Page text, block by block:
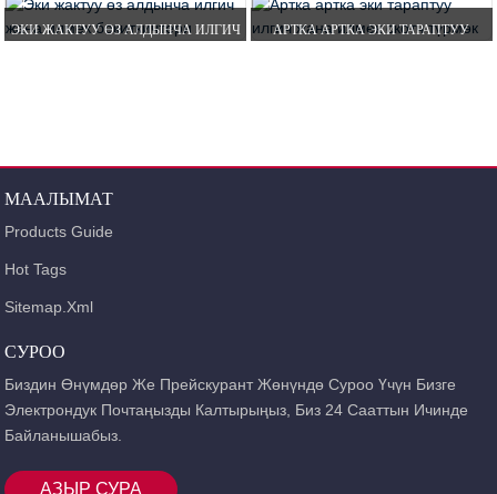
ИЛМЕК ЖАНА ИЛМЕК ... КАЙЫРМАК ЖАНА ИЛМЕК МЕНЕН
БЕКИТҮҮ...
ЭКИ ЖАКТУУ ӨЗ АЛДЫНЧА ИЛГИЧ АРТКА АРТКА ЭКИ ТАРАПТУУ
МААЛЫМАТ
Products Guide
Hot Tags
Sitemap.xml
СУРОО
Биздин Өнүмдөр Же Прейскурант Жөнүндө Суроо Үчүн Бизге
Электрондук Почтаңызды Калтырыңыз, Биз 24 Сааттын Ичинде
Байланышабыз.
АЗЫР СУРА